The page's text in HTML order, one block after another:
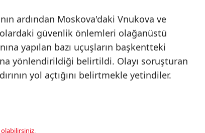
ardından Moskova'daki Vnukova ve
güvenlik önlemleri olağanüstü
yapılan bazı uçuşların başkentteki
yönlendirildiği belirtildi. Olayı soruşturan
yol açtığını belirtmekle yetindiler.
olabilirsiniz.